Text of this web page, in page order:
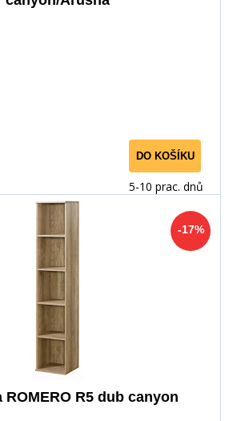
DO KOŠÍKU
5-10 prac. dnů
-17%
ROMERO R5 dub canyon